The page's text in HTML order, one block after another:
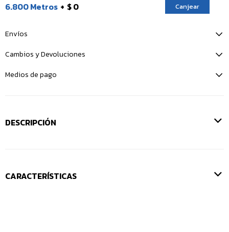
6.800 Metros $ 0 Canjear
Envíos
Cambios y Devoluciones
Medios de pago
DESCRIPCIÓN
CARACTERÍSTICAS